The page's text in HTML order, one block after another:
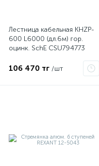
Лестница кабельная KHZP-
600 L6000 (дл.6м) гор.
оцинк. SchE CSU794773
106 470 тг /шт